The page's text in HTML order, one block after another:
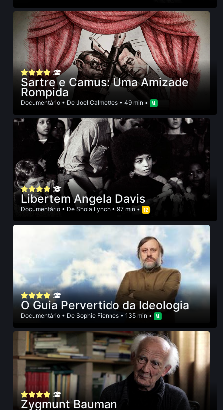
Sartre e Camus: Uma Amizade
Rompida
Documentário • De Joel Calmettes • 49 min •
Libertem Angela Davis
Documentário • De Shola Lynch • 97 min •
O Guia Pervertido da Ideologia
Documentário • De Sophie Fiennes • 135 min •
Zygmunt Bauman